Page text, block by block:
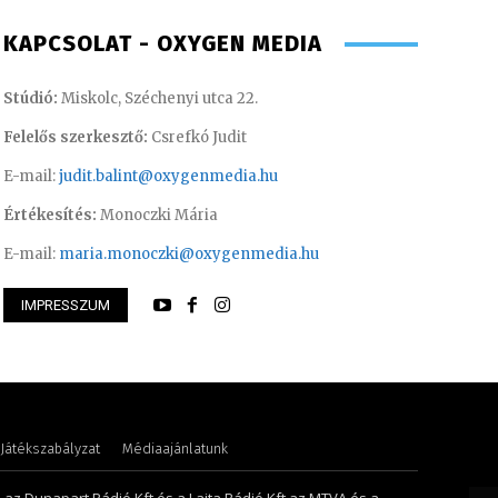
Mária – értékesítési vezető
KAPCSOLAT - OXYGEN MEDIA
Stúdió: Miskolc, Széchenyi utca 22.
Felelős szerkesztő: Csrefkó Judit
E-mail:judit.balint@oxygenmedia.hu
Értékesítés: Monoczki Mária
E-mail: maria.monoczki@oxygenmedia.hu
IMPRESSZUM
Játékszabályzat Médiaajánlatunk